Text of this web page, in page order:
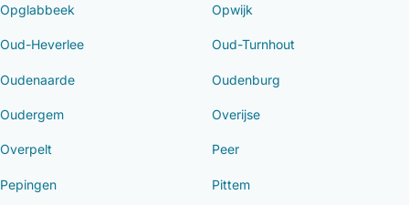
Opglabbeek Opwijk
Oud-Heverlee Oud-Turnhout
Oudenaarde Oudenburg
Oudergem Overijse
Overpelt Peer
Pepingen Pittem